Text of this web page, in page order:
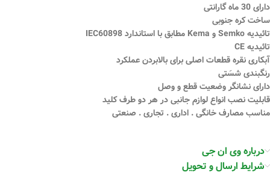
دارای 30 ماه گارانتی
ساخت کره جنوبی
تائیدیه Semko و Kema مطابق با استاندارد IEC60898
تائیدیه CE
آبکاری نقره قطعات اصلی برای بالابردن عملکرد
رنگبندی شسَتی
دارای نشانگر وضعیت قطع و وصل
قابلیت نصب انواع لوازم جانبی در هر دو طرف کلید
مناسب مصارف خانگی . اداری . تجاری . صنعتی
درباره وی ان جی
شرایط ارسال و تحویل